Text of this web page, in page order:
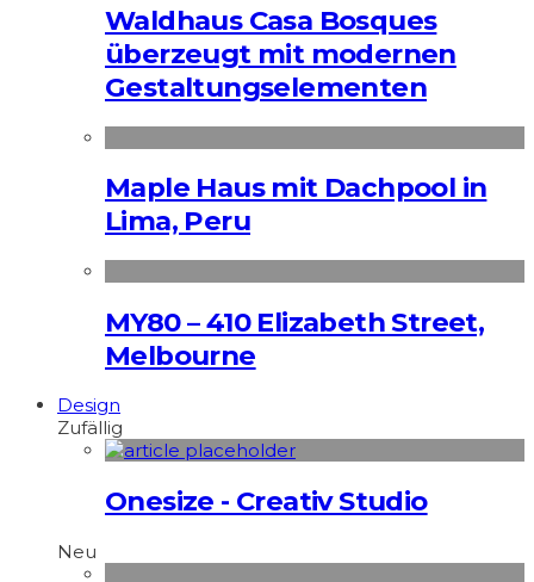
Waldhaus Casa Bosques
überzeugt mit modernen
Gestaltungselementen
Maple Haus mit Dachpool in
Lima, Peru
MY80 – 410 Elizabeth Street,
Melbourne
Design
Zufällig
Onesize - Creativ Studio
Neu